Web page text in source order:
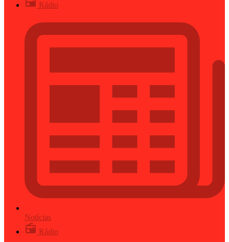
Rádio
Notícias
Rádio